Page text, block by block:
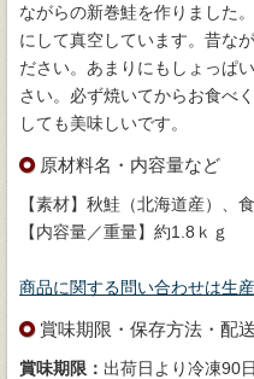
ながらの新巻鮭を作りました
にして真空しています。昔な
ださい。あまりにもしょっぱ
さい。必ず焼いてからお食べ
しても美味しいです。
原材料名・内容量など
【素材】秋鮭（北海道産）、
【内容量／重量】約1.8ｋｇ
商品に関する問い合わせは生
賞味期限・保存方法・配
賞味期限： 出荷日より冷凍90日